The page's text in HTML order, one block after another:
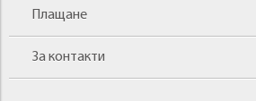
Плащане
За контакти